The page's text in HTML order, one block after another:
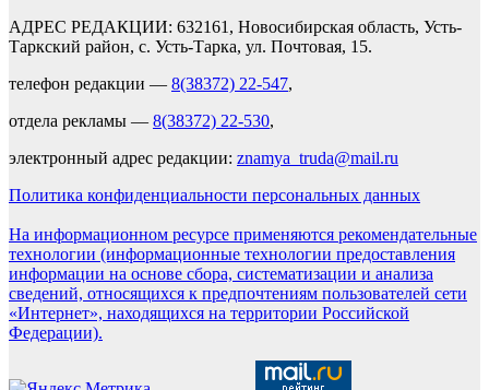
АДРЕС РЕДАКЦИИ: 632161, Новосибирская область, Усть-
Таркский район, с. Усть-Тарка, ул. Почтовая, 15.
телефон редакции — 8(38372) 22-547,
отдела рекламы — 8(38372) 22-530,
электронный адрес редакции: znamya_truda@mail.ru
Политика конфиденциальности персональных данных
На информационном ресурсе применяются рекомендательные
технологии (информационные технологии предоставления
информации на основе сбора, систематизации и анализа
сведений, относящихся к предпочтениям пользователей сети
«Интернет», находящихся на территории Российской
Федерации).